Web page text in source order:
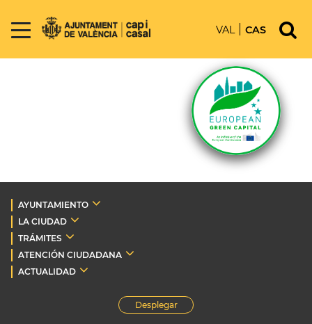
VAL CAS
AYUNTAMIENTO
LA CIUDAD
TRÁMITES
ATENCIÓN CIUDADANA
ACTUALIDAD
Desplegar